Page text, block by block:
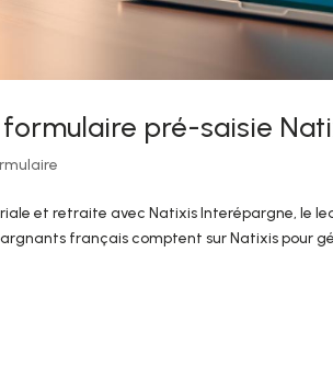
pré-saisie
et retraite avec Natixis Interépargne, le
français comptent sur Natixis pour